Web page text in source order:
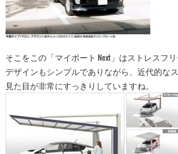
そこをこの「マイポート Next」はストレスフリ
デザインもシンプルでありながら、近代的なス
見た目が非常にすっきりしていますね。